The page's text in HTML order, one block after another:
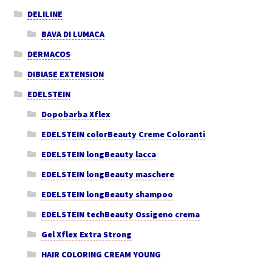
DELILINE
BAVA DI LUMACA
DERMACOS
DIBIASE EXTENSION
EDELSTEIN
Dopobarba Xflex
EDELSTEIN colorBeauty Creme Coloranti
EDELSTEIN longBeauty lacca
EDELSTEIN longBeauty maschere
EDELSTEIN longBeauty shampoo
EDELSTEIN techBeauty Ossigeno crema
Gel Xflex Extra Strong
HAIR COLORING CREAM YOUNG